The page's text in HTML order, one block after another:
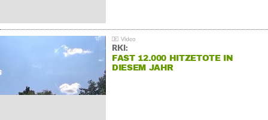
RKI:
FAST 12.000 HITZETOTE IN
DIESEM JAHR